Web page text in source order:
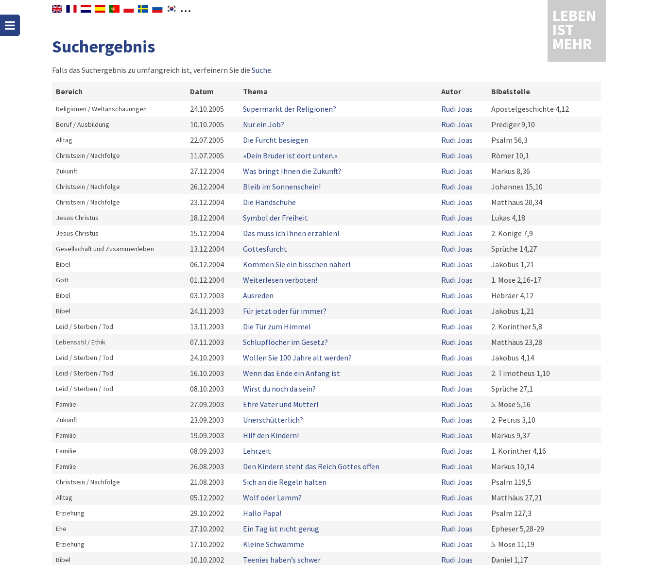
LEBEN
IST
MEHR
Suchergebnis
Falls das Suchergebnis zu umfangreich ist, verfeinern Sie die Suche.
Bereich Datum Thema Autor Bibelstelle
Religionen / Weltanschauungen 24.10.2005 Supermarkt der Religionen? Rudi Joas Apostelgeschichte 4,12
Beruf / Ausbildung 10.10.2005 Nur ein Job? Rudi Joas Prediger 9,10
Alltag 22.07.2005 Die Furcht besiegen Rudi Joas Psalm 56,3
Christsein / Nachfolge 11.07.2005 »Dein Bruder ist dort unten.« Rudi Joas Römer 10,1
Zukunft 27.12.2004 Was bringt Ihnen die Zukunft? Rudi Joas Markus 8,36
Christsein / Nachfolge 26.12.2004 Bleib im Sonnenschein! Rudi Joas Johannes 15,10
Christsein / Nachfolge 23.12.2004 Die Handschuhe Rudi Joas Matthäus 20,34
Jesus Christus 18.12.2004 Symbol der Freiheit Rudi Joas Lukas 4,18
Jesus Christus 15.12.2004 Das muss ich Ihnen erzählen! Rudi Joas 2. Könige 7,9
Gesellschaft und Zusammenleben 13.12.2004 Gottesfurcht Rudi Joas Sprüche 14,27
Bibel 06.12.2004 Kommen Sie ein bisschen näher! Rudi Joas Jakobus 1,21
Gott 01.12.2004 Weiterlesen verboten! Rudi Joas 1. Mose 2,16-17
Bibel 03.12.2003 Ausreden Rudi Joas Hebräer 4,12
Bibel 24.11.2003 Für jetzt oder für immer? Rudi Joas Jakobus 1,21
Leid / Sterben / Tod 13.11.2003 Die Tür zum Himmel Rudi Joas 2. Korinther 5,8
Lebensstil / Ethik 07.11.2003 Schlupflöcher im Gesetz? Rudi Joas Matthäus 23,28
Leid / Sterben / Tod 24.10.2003 Wollen Sie 100 Jahre alt werden? Rudi Joas Jakobus 4,14
Leid / Sterben / Tod 16.10.2003 Wenn das Ende ein Anfang ist Rudi Joas 2. Timotheus 1,10
Leid / Sterben / Tod 08.10.2003 Wirst du noch da sein? Rudi Joas Sprüche 27,1
Familie 27.09.2003 Ehre Vater und Mutter! Rudi Joas 5. Mose 5,16
Zukunft 23.09.2003 Unerschütterlich? Rudi Joas 2. Petrus 3,10
Familie 19.09.2003 Hilf den Kindern! Rudi Joas Markus 9,37
Familie 08.09.2003 Lehrzeit Rudi Joas 1. Korinther 4,16
Familie 26.08.2003 Den Kindern steht das Reich Gottes offen Rudi Joas Markus 10,14
Christsein / Nachfolge 21.08.2003 Sich an die Regeln halten Rudi Joas Psalm 119,5
Alltag 05.12.2002 Wolf oder Lamm? Rudi Joas Matthäus 27,21
Erziehung 29.10.2002 Hallo Papa! Rudi Joas Psalm 127,3
Ehe 27.10.2002 Ein Tag ist nicht genug Rudi Joas Epheser 5,28-29
Erziehung 17.10.2002 Kleine Schwämme Rudi Joas 5. Mose 11,19
Bibel 10.10.2002 Teenies haben’s schwer Rudi Joas Daniel 1,17